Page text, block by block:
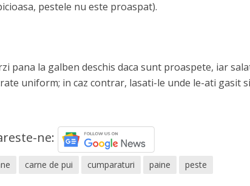
pestele nu este proaspat).
pana la galben deschis daca sunt proaspete, iar
uniform; in caz contrar, lasati-le unde le-ati gasit
ne:
carne de pui cumparaturi paine
peste